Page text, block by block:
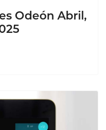
Odeón Abril,